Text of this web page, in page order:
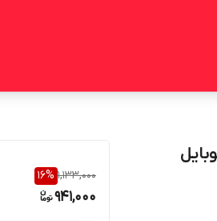
1,133,000
16%
941,000